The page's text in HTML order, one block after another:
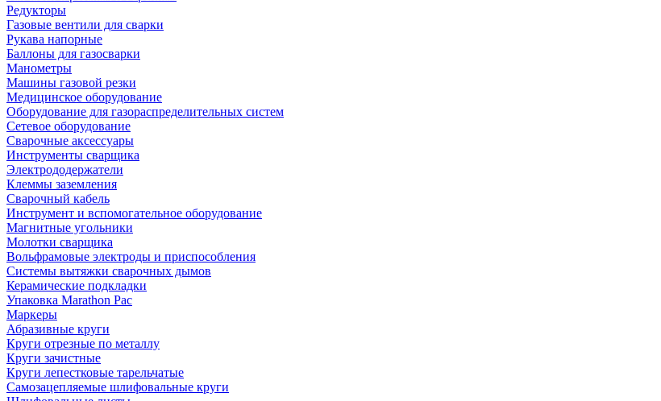
Редукторы
Газовые вентили для сварки
Рукава напорные
Баллоны для газосварки
Манометры
Машины газовой резки
Медицинское оборудование
Оборудование для газораспределительных систем
Сетевое оборудование
Сварочные аксессуары
Инструменты сварщика
Электрододержатели
Клеммы заземления
Сварочный кабель
Инструмент и вспомогательное оборудование
Магнитные угольники
Молотки сварщика
Вольфрамовые электроды и приспособления
Системы вытяжки сварочных дымов
Керамические подкладки
Упаковка Marathon Pac
Маркеры
Абразивные круги
Круги отрезные по металлу
Круги зачистные
Круги лепестковые тарельчатые
Самозацепляемые шлифовальные круги